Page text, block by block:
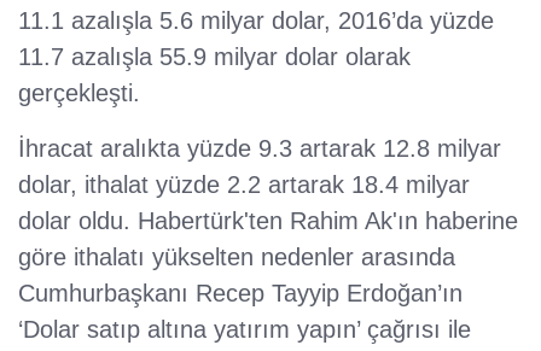
11.1 azalışla 5.6 milyar dolar, 2016’da yüzde
11.7 azalışla 55.9 milyar dolar olarak
gerçekleşti.
İhracat aralıkta yüzde 9.3 artarak 12.8 milyar
dolar, ithalat yüzde 2.2 artarak 18.4 milyar
dolar oldu. Habertürk'ten Rahim Ak'ın haberine
göre ithalatı yükselten nedenler arasında
Cumhurbaşkanı Recep Tayyip Erdoğan’ın
‘Dolar satıp altına yatırım yapın’ çağrısı ile